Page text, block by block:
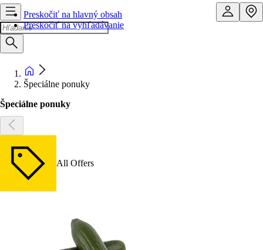
Preskočiť na hlavný obsah
Preskočiť na vyhľadávanie
Špeciálne ponuky
Špeciálne ponuky
All Offers